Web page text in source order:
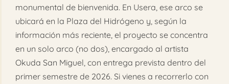
monumental de bienvenida. En Usera, ese arco se
ubicará en la Plaza del Hidrógeno y, según la
información más reciente, el proyecto se concentra
en un solo arco (no dos), encargado al artista
Okuda San Miguel, con entrega prevista dentro del
primer semestre de 2026. Si vienes a recorrerlo con